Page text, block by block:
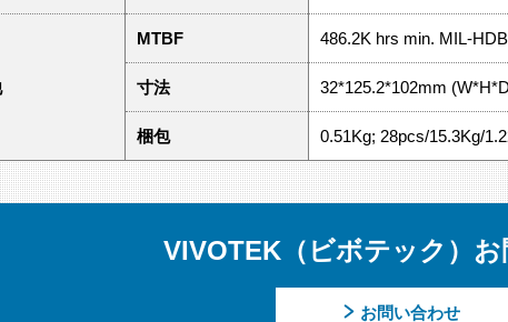
MTBF 486.2K hrs min. MIL-
寸法 32*125.2*102mm
梱包 0.51Kg; 28pcs/15.3Kg/
VIVOTEK（ビボテック）
お問い合わせ